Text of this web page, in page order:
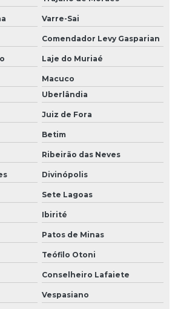
isopor preço
eps revestida de cimento
externas
colunas
janelas externas
para janelas e portas
externa isopor e cimento
Varre-Sai
Comendador Levy Gasparian
Laje do Muriaé
Macuco
Uberlândia
Juiz de Fora
Betim
Ribeirão das Neves
Divinópolis
Sete Lagoas
Ibirité
Patos de Minas
Teófilo Otoni
Conselheiro Lafaiete
Vespasiano